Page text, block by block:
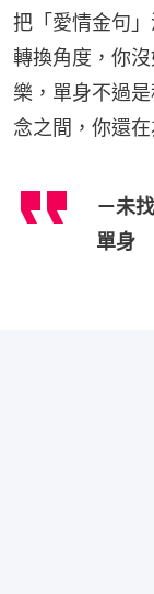
把「愛情金句
轉換角度，你
樂，單身不過
念之間，你還
－未
單身